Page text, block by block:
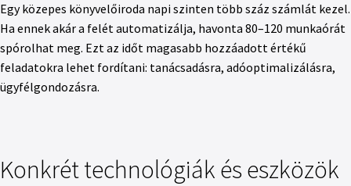
Egy közepes könyvelőiroda napi szinten több száz számlát kezel.
Ha ennek akár a felét automatizálja, havonta 80–120 munkaórát
spórolhat meg. Ezt az időt magasabb hozzáadott értékű
feladatokra lehet fordítani: tanácsadásra, adóoptimalizálásra,
ügyfélgondozásra.
Konkrét technológiák és eszközök